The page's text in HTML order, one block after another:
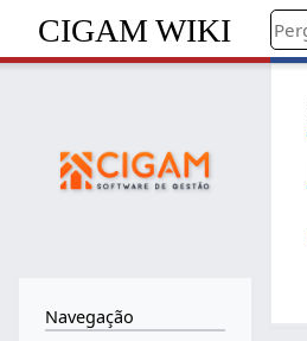
CIGAM WIKI
Navegação